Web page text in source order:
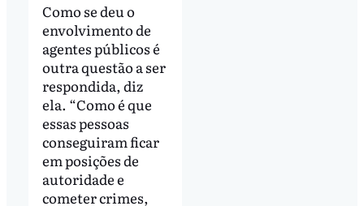
Como se deu o
envolvimento de
agentes públicos é
outra questão a ser
respondida, diz
ela. “Como é que
essas pessoas
conseguiram ficar
em posições de
autoridade e
cometer crimes,